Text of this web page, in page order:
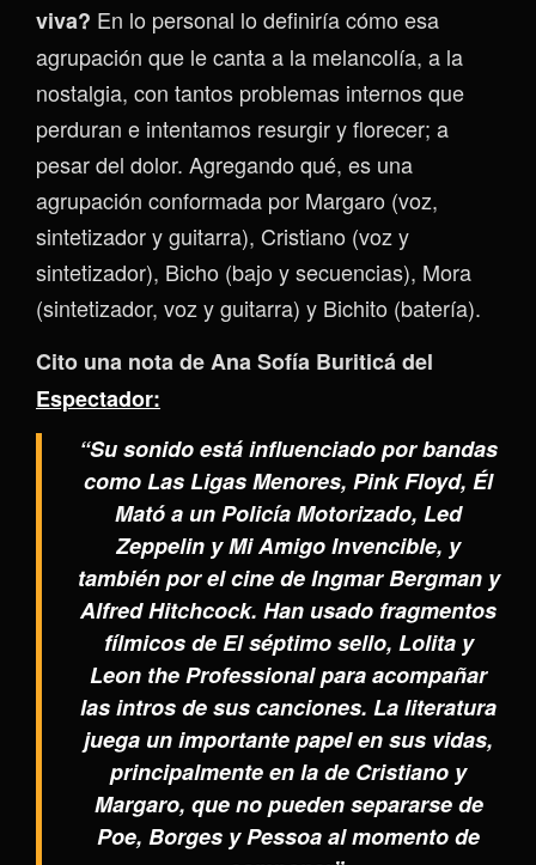
viva? En lo personal lo definiría cómo esa
agrupación que le canta a la melancolía, a la
nostalgia, con tantos problemas internos que
perduran e intentamos resurgir y florecer; a
pesar del dolor. Agregando qué, es una
agrupación conformada por Margaro (voz,
sintetizador y guitarra), Cristiano (voz y
sintetizador), Bicho (bajo y secuencias), Mora
(sintetizador, voz y guitarra) y Bichito (batería).
Cito una nota de Ana Sofía Buriticá del
Espectador:
“Su sonido está influenciado por bandas
como Las Ligas Menores, Pink Floyd, Él
Mató a un Policía Motorizado, Led
Zeppelin y Mi Amigo Invencible, y
también por el cine de Ingmar Bergman y
Alfred Hitchcock. Han usado fragmentos
fílmicos de El séptimo sello, Lolita y
Leon the Professional para acompañar
las intros de sus canciones. La literatura
juega un importante papel en sus vidas,
principalmente en la de Cristiano y
Margaro, que no pueden separarse de
Poe, Borges y Pessoa al momento de